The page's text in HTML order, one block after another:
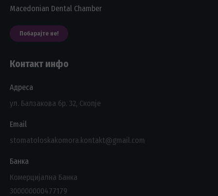
Macedonian Dental Chamber
Побарајте не!
Контакт инфо
Адреса
ул. Балзакова бр. 32, Скопје
Email
stomatoloskakomora.kontakt@gmail.com
Банка
Комерцијална Банка
300000000477179